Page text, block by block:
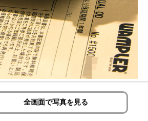
全画面で写真を見る